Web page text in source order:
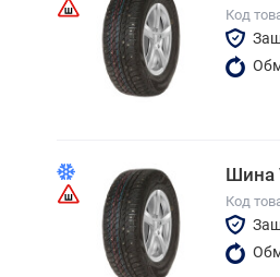
Код
Шина
Код